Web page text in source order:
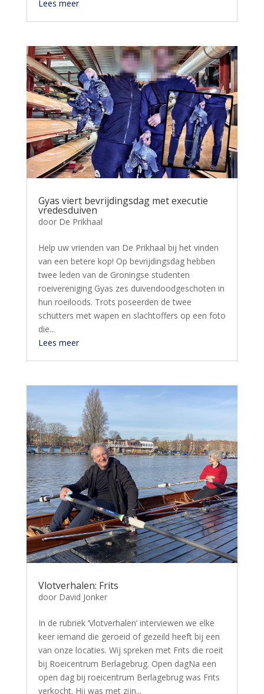
Lees meer
Gyas viert bevrijdingsdag met executie
vredesduiven
door De Prikhaal
Help uw vrienden van De Prikhaal bij het vinden
van een betere kop! Op bevrijdingsdag hebben
twee leden van de Groningse studenten
roeivereniging Gyas zes duivendoodgeschoten in
hun roeiloods. Trots poseerden de twee
schutters met wapen en slachtoffers op een foto
die...
Lees meer
Vlotverhalen: Frits
door David Jonker
In de rubriek ‘Vlotverhalen’ interviewen we elke
keer iemand die geroeid of gezeild heeft bij een
van onze locaties. Wij spreken met Frits die roeit
bij Roeicentrum Berlagebrug. Open dagNa een
open dag bij roeicentrum Berlagebrug was Frits
verkocht. Hij was met zijn...